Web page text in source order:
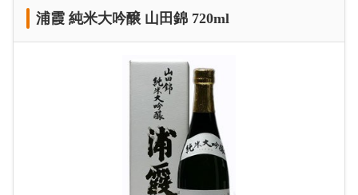
浦霞 純米大吟醸 山田錦 720ml